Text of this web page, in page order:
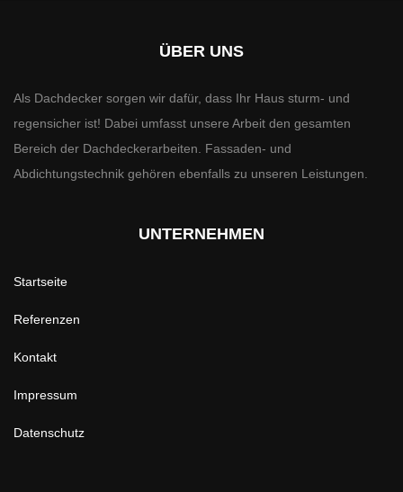
ÜBER UNS
Als Dachdecker sorgen wir dafür, dass Ihr Haus sturm- und
regensicher ist! Dabei umfasst unsere Arbeit den gesamten
Bereich der Dachdeckerarbeiten. Fassaden- und
Abdichtungstechnik gehören ebenfalls zu unseren Leistungen.
UNTERNEHMEN
Startseite
Referenzen
Kontakt
Impressum
Datenschutz